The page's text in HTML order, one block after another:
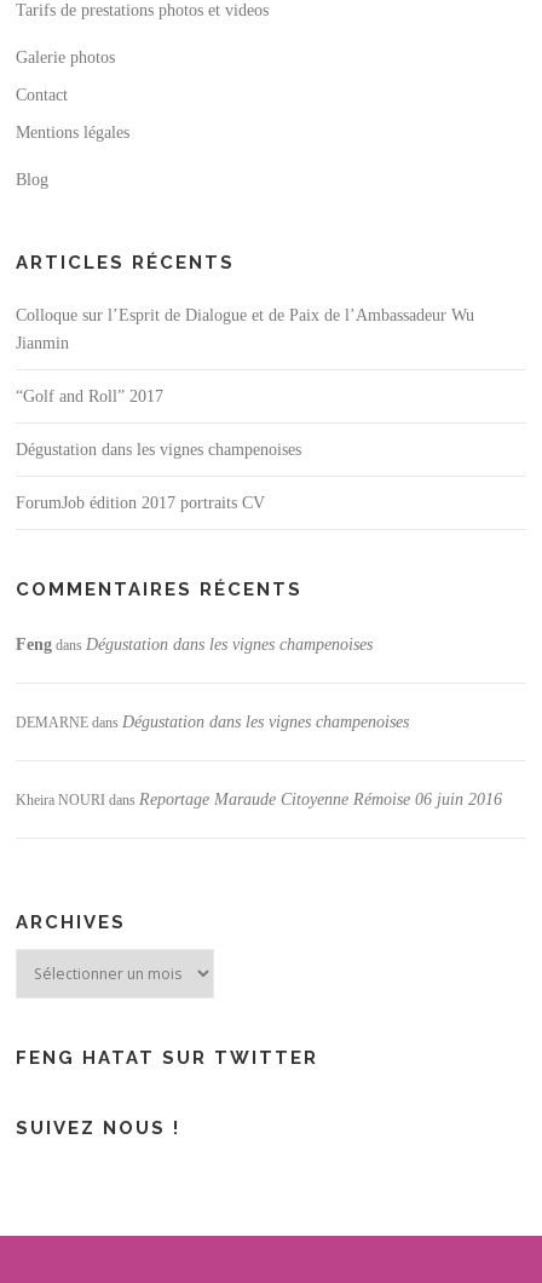
Tarifs de prestations photos et videos
Galerie photos
Contact
Mentions légales
Blog
ARTICLES RÉCENTS
Colloque sur l’Esprit de Dialogue et de Paix de l’Ambassadeur Wu
Jianmin
“Golf and Roll” 2017
Dégustation dans les vignes champenoises
ForumJob édition 2017 portraits CV
COMMENTAIRES RÉCENTS
Feng dansDégustation dans les vignes champenoises
DEMARNE dansDégustation dans les vignes champenoises
Kheira NOURI dansReportage Maraude Citoyenne Rémoise 06 juin 2016
ARCHIVES
FENG HATAT SUR TWITTER
SUIVEZ NOUS !